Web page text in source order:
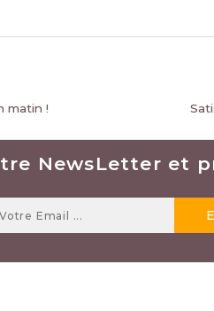
matin !
NewsLetter et